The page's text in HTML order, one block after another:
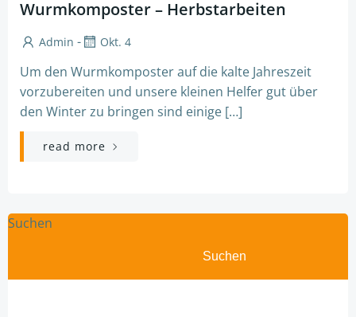
Wurmkomposter – Herbstarbeiten
Admin - Okt. 4
Um den Wurmkomposter auf die kalte Jahreszeit
vorzubereiten und unsere kleinen Helfer gut über
den Winter zu bringen sind einige […]
read more
Suchen
Suchen